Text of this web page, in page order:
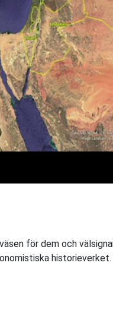
för dem och
historieverket.